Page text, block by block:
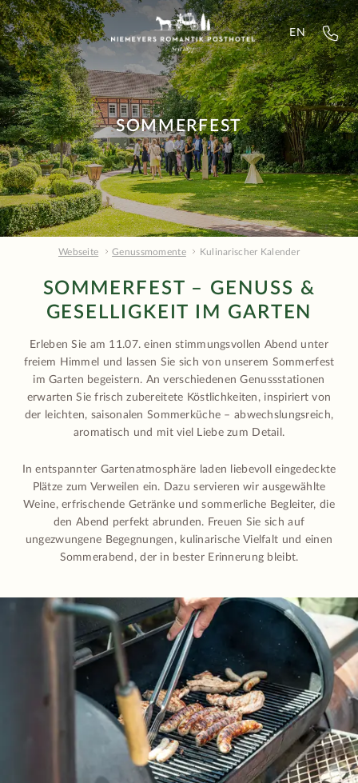
EN
SOMMERFEST
Webseite Genussmomente Kulinarischer Kalender
SOMMERFEST – GENUSS &
GESELLIGKEIT IM GARTEN
Erleben Sie am 11.07. einen stimmungsvollen Abend unter
freiem Himmel und lassen Sie sich von unserem Sommerfest
im Garten begeistern. An verschiedenen Genussstationen
erwarten Sie frisch zubereitete Köstlichkeiten, inspiriert von
der leichten, saisonalen Sommerküche – abwechslungsreich,
aromatisch und mit viel Liebe zum Detail.
In entspannter Gartenatmosphäre laden liebevoll eingedeckte
Plätze zum Verweilen ein. Dazu servieren wir ausgewählte
Weine, erfrischende Getränke und sommerliche Begleiter, die
den Abend perfekt abrunden. Freuen Sie sich auf
ungezwungene Begegnungen, kulinarische Vielfalt und einen
Sommerabend, der in bester Erinnerung bleibt.